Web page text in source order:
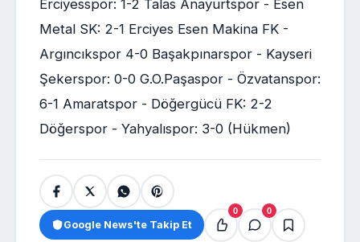
Erciyesspor: 1-2 Talas Anayurtspor - Esen
Metal SK: 2-1 Erciyes Esen Makina FK -
Argıncıkspor 4-0 Başakpınarspor - Kayseri
Şekerspor: 0-0 G.O.Paşaspor - Özvatanspor:
6-1 Amaratspor - Döğergücü FK: 2-2
Döğerspor - Yahyalıspor: 3-0 (Hükmen)
Google News'te Takip Et
0 0